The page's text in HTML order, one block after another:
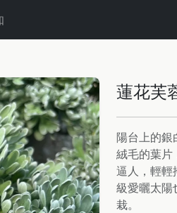
蓮花芙
陽台上的銀
絨毛的葉片
逼人，輕輕
級愛曬太陽
栽。